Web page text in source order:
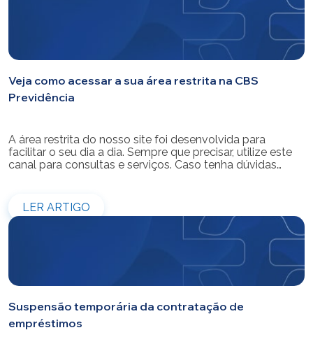
Veja como acessar a sua área restrita na CBS
Previdência
A área restrita do nosso site foi desenvolvida para
facilitar o seu dia a dia. Sempre que precisar, utilize este
canal para consultas e serviços. Caso tenha dúvidas
LER ARTIGO
Suspensão temporária da contratação de
empréstimos